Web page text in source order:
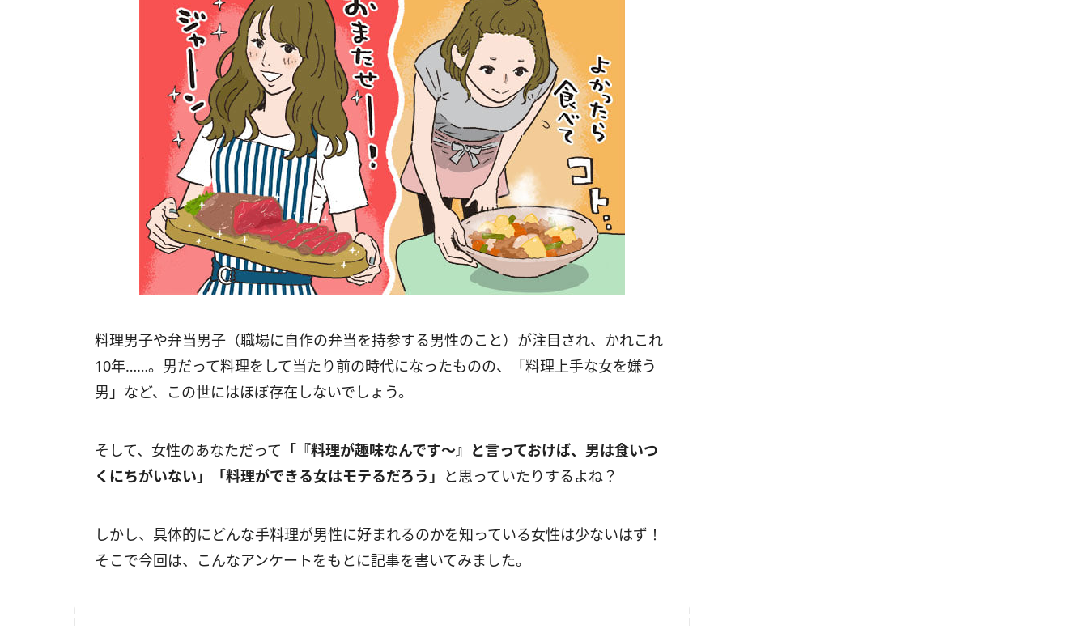
料理男子や弁当男子（職場に自作の弁当を持参する男性のこと）が注目され、かれこれ
10年……。男だって料理をして当たり前の時代になったものの、「料理上手な女を嫌う
男」など、この世にはほぼ存在しないでしょう。
そして、女性のあなただって 「『料理が趣味なんです～』と言っておけば、男は食いつ
くにちがいない」「料理ができる女はモテるだろう」 と思っていたりするよね？
しかし、具体的にどんな手料理が男性に好まれるのかを知っている女性は少ないはず！
そこで今回は、こんなアンケートをもとに記事を書いてみました。